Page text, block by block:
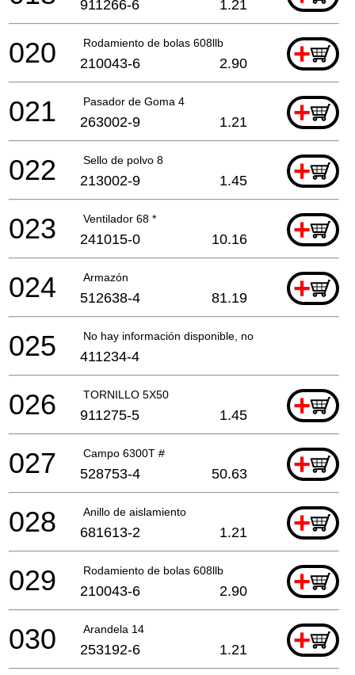
911266-6 1.21
Rodamiento de bolas 608llb +
020 210043-6 2.90
Pasador de Goma 4 +
021 263002-9 1.21
Sello de polvo 8 +
022 213002-9 1.45
Ventilador 68 * +
023 241015-0 10.16
Armazón +
024 512638-4 81.19
No hay información disponible, no se puede pedir
025 411234-4
TORNILLO 5X50 +
026 911275-5 1.45
Campo 6300T # +
027 528753-4 50.63
Anillo de aislamiento +
028 681613-2 1.21
Rodamiento de bolas 608llb +
029 210043-6 2.90
Arandela 14 +
030 253192-6 1.21